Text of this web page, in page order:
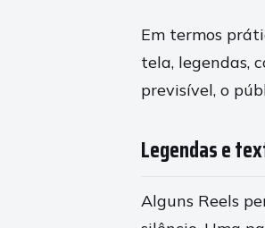
Em termos
tela, legendas,
previsível, o
Legendas e
Alguns Reels